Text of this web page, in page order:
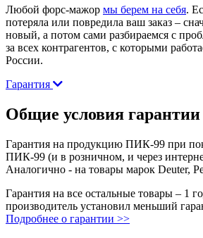
Любой форс-мажор мы берем на себя.
потеряла или повредила ваш заказ –
новый, а потом сами разбираемся с
за всех контрагентов, с которыми
России.
Гарантия
Общие условия гарантии
Гарантия на продукцию ПИК-99 при
ПИК-99 (и в розничном, и через
Аналогично - на товары марок Deuter,
Гарантия на все остальные товары – 1
производитель установил меньший
Подробнее о гарантии >>